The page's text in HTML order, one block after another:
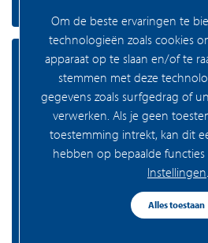
Zaandam
FRIS Woningmakelaars
Westzijde 83
1506 GA Zaandam
+31(0)75 - 655 50 90
Om de beste ervaringen te
technologieën zoals cookies
apparaat op te slaan en/of te
stemmen met deze
gegevens zoals surfgedrag of
verwerken. Als je geen
toestemming intrekt, kan dit
hebben op bepaalde functies
Instellingen
Alles toestaan